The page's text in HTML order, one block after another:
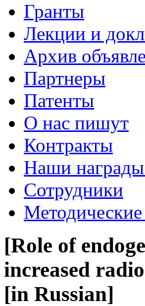
Гранты
Лекции и
Архив
Партнеры
Патенты
О нас пишут
Контракты
Наши
Сотрудники
[Role of
increased
[in Russian]